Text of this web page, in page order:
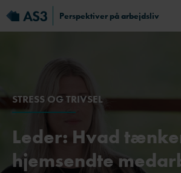
Perspektiver på arbejdsliv
STRESS OG TRIVSEL
Leder: Hvad
hjemsendte